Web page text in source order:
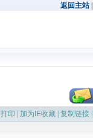
返回主站|
打印 | 加为IE收藏| 复制链接|